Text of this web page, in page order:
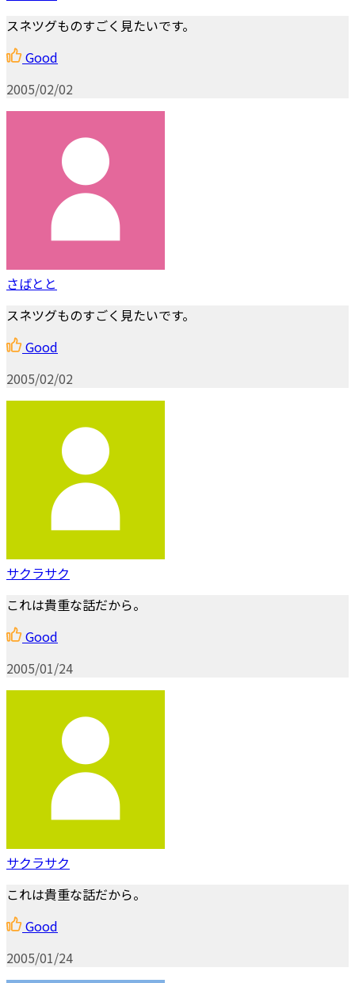
スネツグものすごく見たいです。
Good
2005/02/02
さばとと
スネツグものすごく見たいです。
Good
2005/02/02
サクラサク
これは貴重な話だから。
Good
2005/01/24
サクラサク
これは貴重な話だから。
Good
2005/01/24